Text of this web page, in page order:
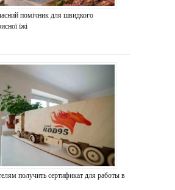
помічник для швидкого
їжі
получить сертификат для работы в